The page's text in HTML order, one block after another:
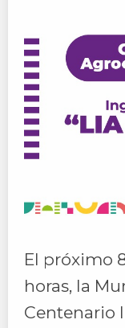
El próximo
horas, la
Centenario